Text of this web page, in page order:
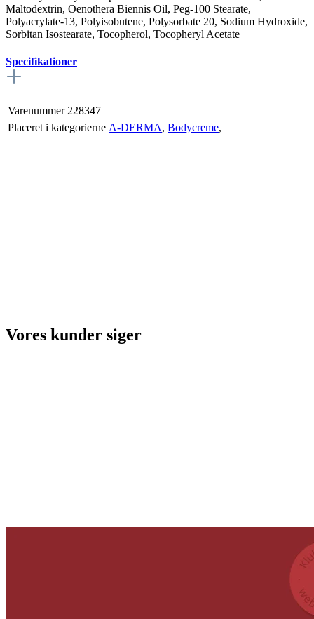
Maltodextrin, Oenothera Biennis Oil, Peg-100 Stearate,
Polyacrylate-13, Polyisobutene, Polysorbate 20, Sodium Hydroxide,
Sorbitan Isostearate, Tocopherol, Tocopheryl Acetate
Specifikationer
Varenummer 228347
Placeret i kategorierne A-DERMA, Bodycreme,
Vores kunder siger